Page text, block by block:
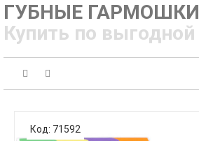
ГУБНЫЕ
Купить по
Код: 71592